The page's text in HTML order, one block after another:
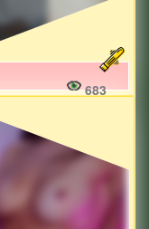
683